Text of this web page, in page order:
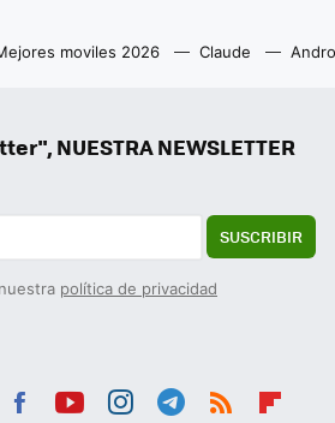
moviles 2026 Claude
NUESTRA NEWSLETTER
SUSCRIBIR
política de privacidad